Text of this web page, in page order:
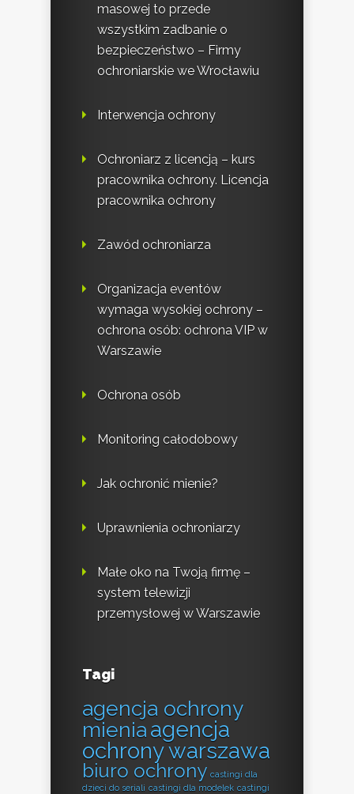
masowej to przede
wszystkim zadbanie o
bezpieczeństwo – Firmy
ochroniarskie we Wrocławiu
Interwencja ochrony
Ochroniarz z licencją – kurs
pracownika ochrony. Licencja
pracownika ochrony
Zawód ochroniarza
Organizacja eventów
wymaga wysokiej ochrony –
ochrona osób: ochrona VIP w
Warszawie
Ochrona osób
Monitoring całodobowy
Jak ochronić mienie?
Uprawnienia ochroniarzy
Małe oko na Twoją firmę –
system telewizji
przemysłowej w Warszawie
Tagi
agencja ochrony
mieniaagencja
ochrony warszawa
biuro ochrony castingi dla
dzieci do seriali castingi dla modelek castingi